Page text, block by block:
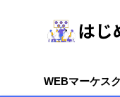
WEBマーケス